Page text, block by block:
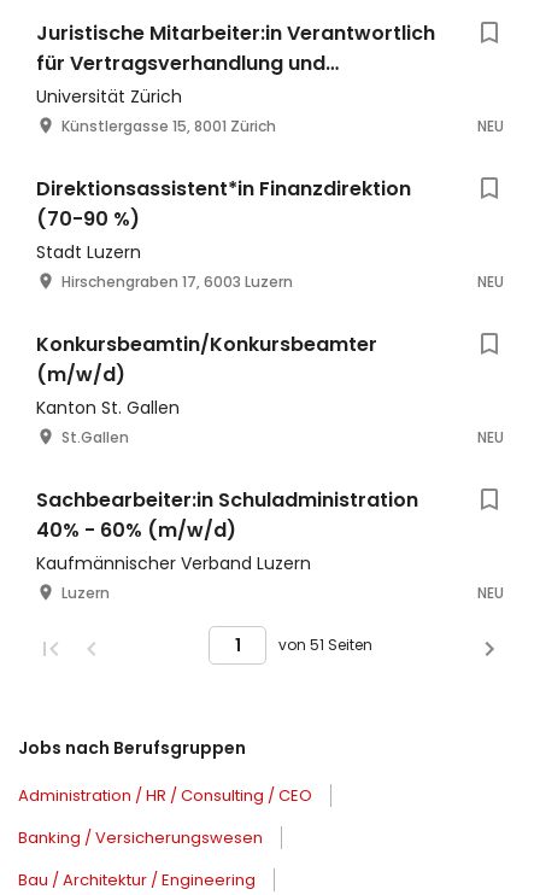
Juristische Mitarbeiter:in Verantwortlich
für Vertragsverhandlung und
Projektmanagement
Universität Zürich
Künstlergasse 15, 8001 Zürich NEU
Direktionsassistent*in Finanzdirektion
(70-90 %)
Stadt Luzern
Hirschengraben 17, 6003 Luzern NEU
Konkursbeamtin/Konkursbeamter
(m/w/d)
Kanton St. Gallen
St.Gallen NEU
Sachbearbeiter:in Schuladministration
40% - 60% (m/w/d)
Kaufmännischer Verband Luzern
Luzern NEU
von 51 Seiten
Jobs nach Berufsgruppen
Administration / HR / Consulting / CEO
Banking / Versicherungswesen
Bau / Architektur / Engineering